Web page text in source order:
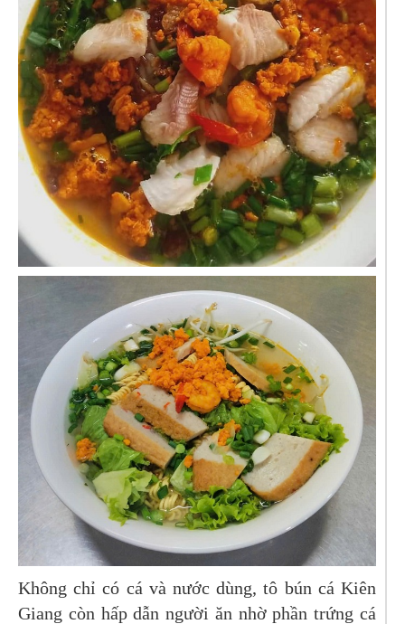
Không chỉ có cá và nước dùng, tô bún cá Kiên
Giang còn hấp dẫn người ăn nhờ phần trứng cá